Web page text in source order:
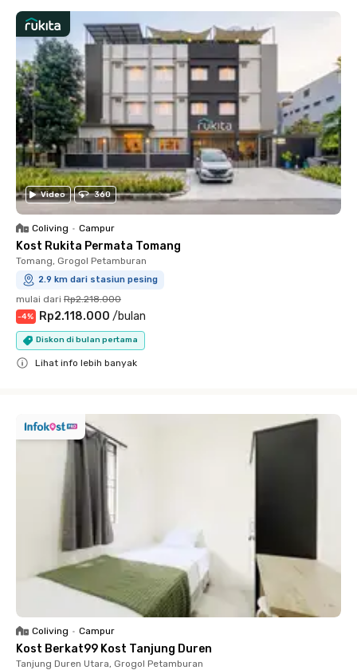
Video 360
Coliving • Campur
Kost Rukita Permata Tomang
Tomang, Grogol Petamburan
2.9 km dari stasiun pesing
mulai dari Rp2.218.000
-4% Rp2.118.000 /bulan
Diskon di bulan pertama
Lihat info lebih banyak
Coliving • Campur
Kost Berkat99 Kost Tanjung Duren
Tanjung Duren Utara, Grogol Petamburan